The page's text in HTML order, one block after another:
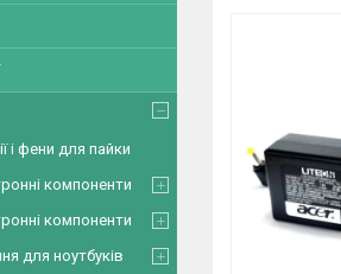
і фени для пайки
компоненти
компоненти
для ноутбуків